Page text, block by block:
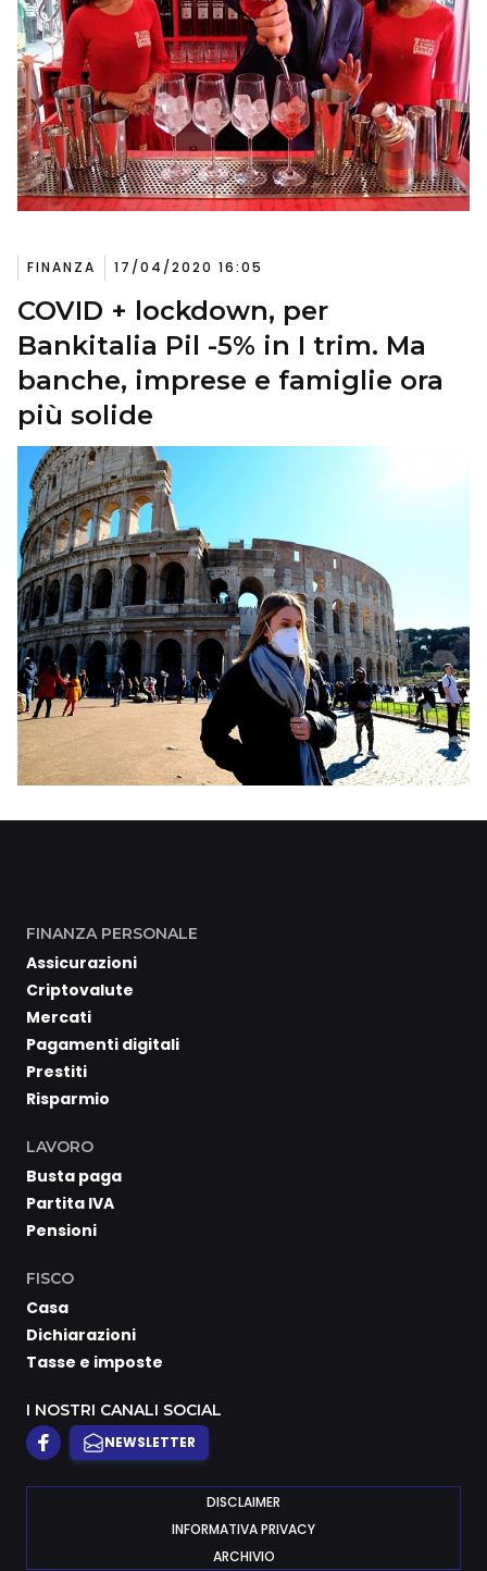
FINANZA 17/04/2020 16:05
COVID + lockdown, per
Bankitalia Pil -5% in I trim. Ma
banche, imprese e famiglie ora
più solide
FINANZA PERSONALE
Assicurazioni
Criptovalute
Mercati
Pagamenti digitali
Prestiti
Risparmio
LAVORO
Busta paga
Partita IVA
Pensioni
FISCO
Casa
Dichiarazioni
Tasse e imposte
I NOSTRI CANALI SOCIAL
NEWSLETTER
DISCLAIMER
INFORMATIVA PRIVACY
ARCHIVIO